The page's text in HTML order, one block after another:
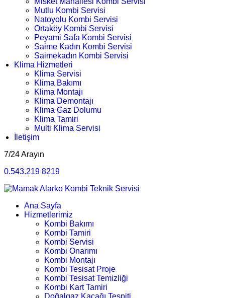
Mutlu Kombi Servisi
Natoyolu Kombi Servisi
Ortaköy Kombi Servisi
Peyami Safa Kombi Servisi
Saime Kadın Kombi Servisi
Saimekadın Kombi Servisi
Klima Hizmetleri
Klima Servisi
Klima Bakımı
Klima Montajı
Klima Demontajı
Klima Gaz Dolumu
Klima Tamiri
Multi Klima Servisi
İletişim
7/24 Arayın
0.543.219 8219
Ana Sayfa
Hizmetlerimiz
Kombi Bakımı
Kombi Tamiri
Kombi Servisi
Kombi Onarımı
Kombi Montajı
Kombi Tesisat Proje
Kombi Tesisat Temizliği
Kombi Kart Tamiri
Doğalgaz Kaçağı Tespiti